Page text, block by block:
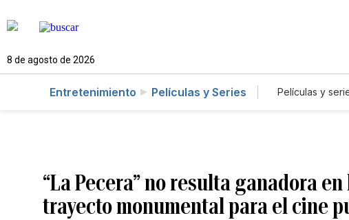
8 de agosto de 2026
Entretenimiento Películas y Series Películas y
“La Pecera” no resulta ganadora
trayecto monumental para el cine